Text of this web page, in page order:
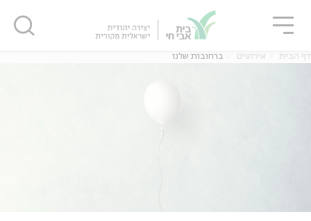
דף הבית אירועים ברחובות שלנו
סגור